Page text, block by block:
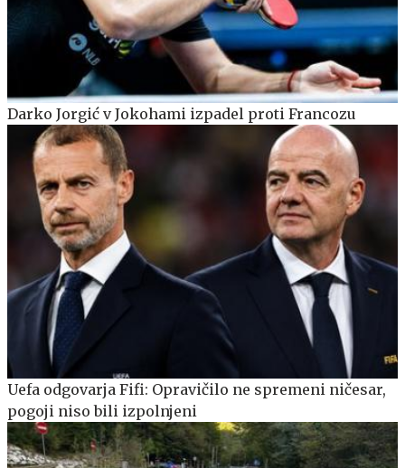
Darko Jorgić v Jokohami izpadel proti Francozu
Uefa odgovarja Fifi: Opravičilo ne spremeni ničesar,
pogoji niso bili izpolnjeni